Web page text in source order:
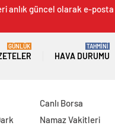
anlık güncel olarak e-
GÜNLÜK
HAVA DURUMU
TAHMİNİ
Canlı Borsa
Namaz Vakitleri